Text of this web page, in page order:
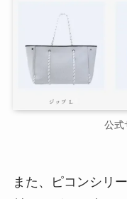
公式
また、ピコンシリ